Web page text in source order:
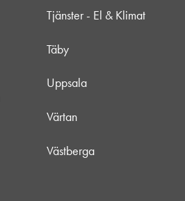
Tjänster - El & Klimat
Täby
Uppsala
Värtan
Västberga